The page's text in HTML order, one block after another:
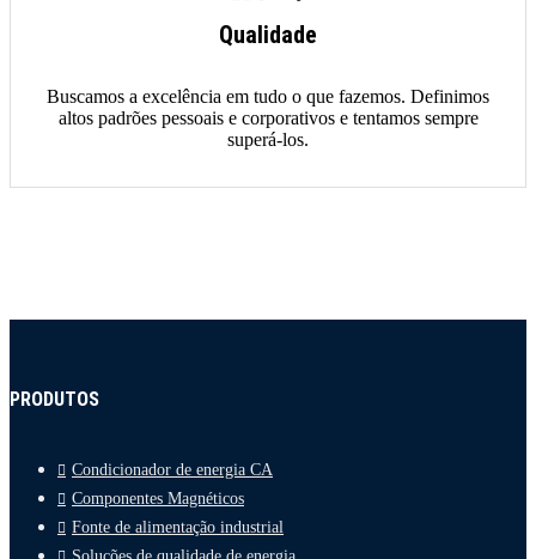
Qualidade
Buscamos a excelência em tudo o que fazemos. Definimos
altos padrões pessoais e corporativos e tentamos sempre
superá-los.
PRODUTOS
Condicionador de energia CA
Componentes Magnéticos
Fonte de alimentação industrial